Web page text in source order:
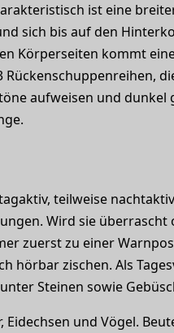
ist eine
sich bis auf den
Körperseiten kommt
Rückenschuppenreihen,
aufweisen und
teilweise
Wird sie
zuerst zu einer
hörbar zischen. Als
Steinen sowie
Eidechsen und Vögel.